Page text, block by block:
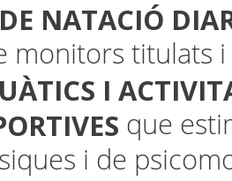
NATACIÓ
monitors titulats
I
que
i de